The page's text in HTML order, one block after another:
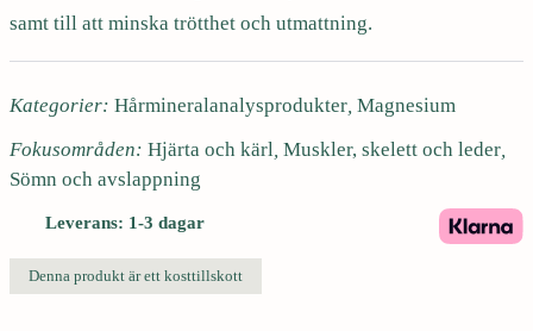
9
a
b
m
g
d
samt till att minska trötthet och utmattning.
Kategorier: Hårmineralanalysprodukter, Magnesium
Fokusområden: Hjärta och kärl, Muskler, skelett och leder,
Sömn och avslappning
Leverans: 1-3 dagar
Denna produkt är ett kosttillskott